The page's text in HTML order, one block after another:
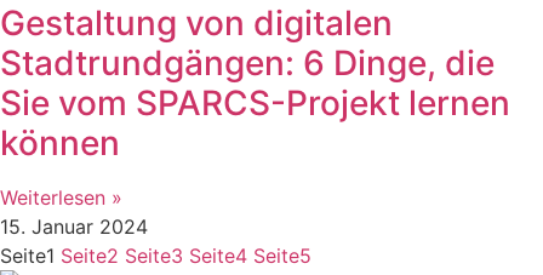
Gestaltung von digitalen
Stadtrundgängen: 6 Dinge, die
Sie vom SPARCS-Projekt lernen
können
Weiterlesen »
15. Januar 2024
Seite1 Seite2 Seite3 Seite4 Seite5